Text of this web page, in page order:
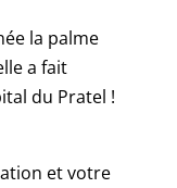
la palme
a fait
du Pratel !
et votre